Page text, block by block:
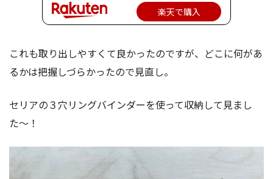
楽天で購入
これも取り出しやすくて良かったのですが、どこに何があ
るかは把握しづらかったので見直し。
セリアの３穴リングバインダーを使って収納して見まし
た〜！